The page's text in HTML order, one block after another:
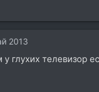
2013
у глухих телевизор